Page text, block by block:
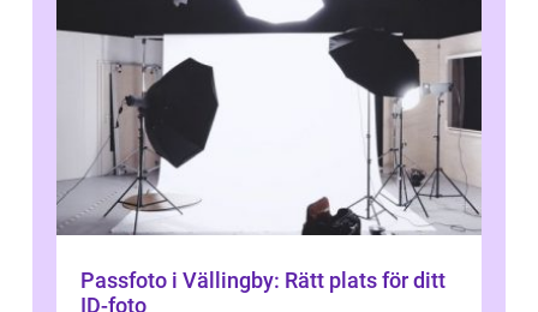
Passfoto i Vällingby: Rätt plats för ditt
ID-foto